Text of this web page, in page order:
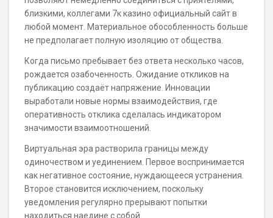
близкими, коллегами 7к казино официальный сайт в
любой момент. Материальное обособленность больше
не предполагает полную изоляцию от общества.
Когда письмо пребывает без ответа несколько часов,
рождается озабоченность. Ожидание откликов на
публикацию создаёт напряжение. Инновации
выработали новые нормы взаимодействия, где
оперативность отклика сделалась индикатором
значимости взаимоотношений.
Виртуальная эра растворила границы между
одиночеством и уединением. Первое воспринимается
как негативное состояние, нуждающееся устранения.
Второе становится исключением, поскольку
уведомления регулярно прерывают попытки
находиться наедине с собой.